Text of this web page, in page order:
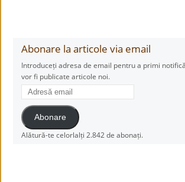
Abonare la articole via email
Introduceți adresa de email pentru a primi
vor fi publicate articole noi.
Adresă
email
Abonare
Alătură-te celorlalți 2.842 de abonați.